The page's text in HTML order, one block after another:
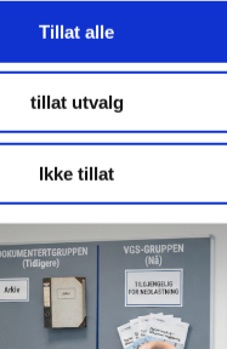
Tillat alle
tillat utvalg
Ikke tillat
enn 1,4 millioner
i...